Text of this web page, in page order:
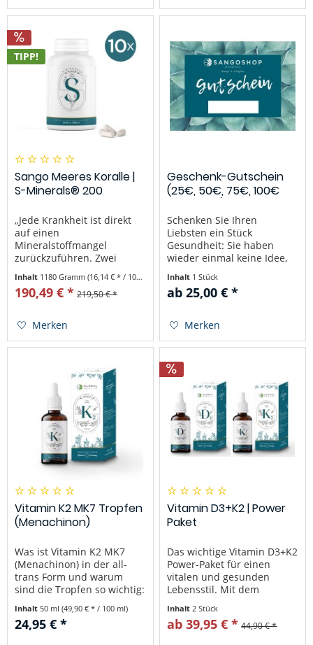
Sango Meeres Korallen
Sango Meeres Korallen
TIPP!
Sango Meeres Koralle |
S-Minerals® 200
„Jede Krankheit ist direkt
auf einen
Mineralstoffmangel
zurückzuführen. Zwei
Nahrungsaufnahme sollten
Mineralstoffe sein.“ – Zitat
(zweifacher
Nobelpreisträger) Was sind
Sango Meeres Korallen
Inhalt 1180 Gramm(16,14 € * / 100 Gramm)
190,49 € * 219,50 € *
Merken
Geschenk-Gutschein
(25€, 50€, 75€, 100€
Schenken Sie Ihren
Liebsten ein Stück
Gesundheit: Sie haben
wieder einmal keine Idee,
schenken sollen? Mit
unserem Geschenk-
dieses Jahr Unterstützung
zur Gesundheit schenken .
Einfach den...
Inhalt 1 Stück
ab 25,00 € *
Merken
Vitamin K2 MK7 Tropfen
(Menachinon)
Was ist Vitamin K2 MK7
(Menachinon) in der all-
trans Form und warum
sind die Tropfen so wichtig:
E und A gehört Vitamin K2
(Menachinon) zu den
Inhalt50 ml(49,90 € * / 100 ml)
24,95 € *
Vitamin D3+K2 | Power
Paket
Das wichtige Vitamin D3+K2
Power-Paket für einen
vitalen und gesunden
Lebensstil. Mit dem
Power Paket auf Olivenöl-
Basis kannst du mehr als
Inhalt2 Stück
ab 39,95 € * 44,90 € *